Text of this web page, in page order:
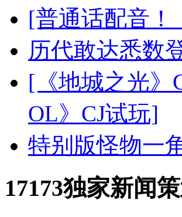
[普通话配音！
历代敢达悉数
[《地城之光》
OL》CJ试玩]
特别版怪物一
17173独家新闻